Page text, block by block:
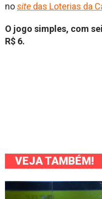
nosite das Loterias da
O jogo simples, com
R$ 6.
VEJA TAMBÉM!